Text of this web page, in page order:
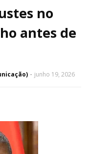
no
antes de
junho 19, 2026